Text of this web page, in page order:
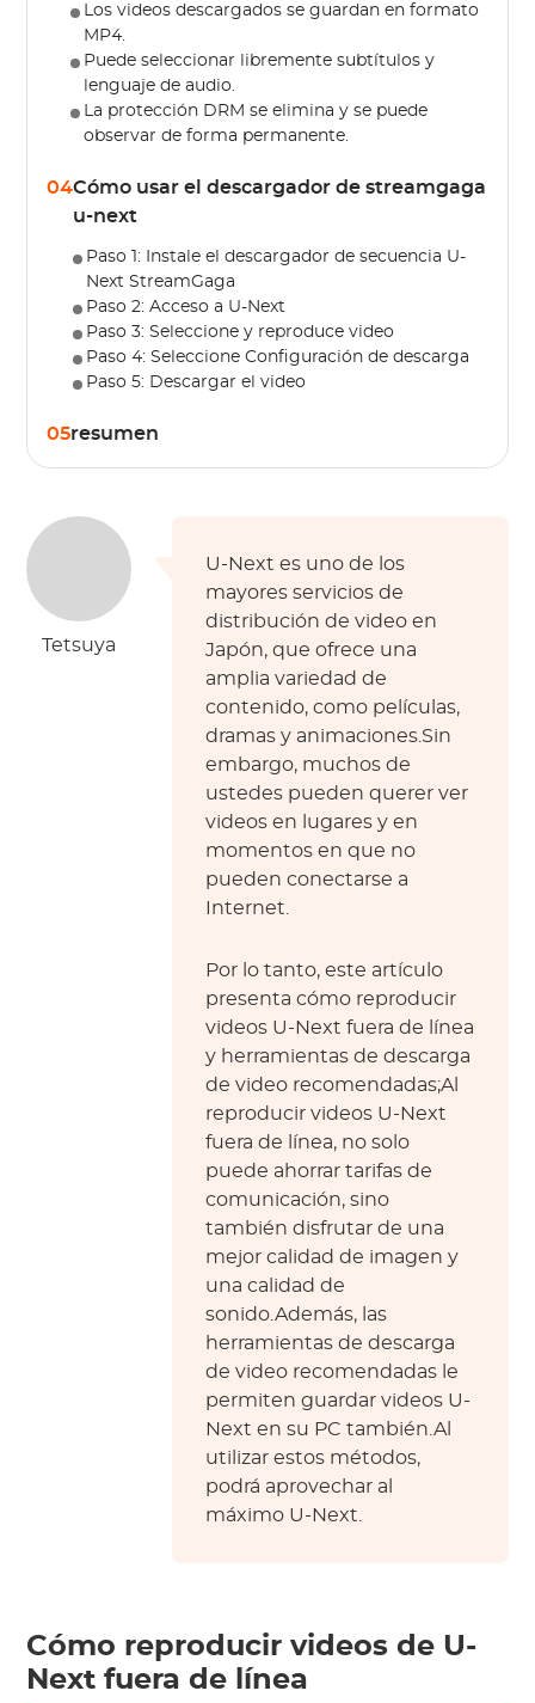
Los videos descargados se guardan en formato
MP4.
Puede seleccionar libremente subtítulos y
lenguaje de audio.
La protección DRM se elimina y se puede
observar de forma permanente.
04Cómo usar el descargador de streamgaga
u-next
Paso 1: Instale el descargador de secuencia U-
Next StreamGaga
Paso 2: Acceso a U-Next
Paso 3: Seleccione y reproduce video
Paso 4: Seleccione Configuración de descarga
Paso 5: Descargar el video
05resumen
Tetsuya
U-Next es uno de los
mayores servicios de
distribución de video en
Japón, que ofrece una
amplia variedad de
contenido, como películas,
dramas y animaciones.Sin
embargo, muchos de
ustedes pueden querer ver
videos en lugares y en
momentos en que no
pueden conectarse a
Internet.
Por lo tanto, este artículo
presenta cómo reproducir
videos U-Next fuera de línea
y herramientas de descarga
de video recomendadas;Al
reproducir videos U-Next
fuera de línea, no solo
puede ahorrar tarifas de
comunicación, sino
también disfrutar de una
mejor calidad de imagen y
una calidad de
sonido.Además, las
herramientas de descarga
de video recomendadas le
permiten guardar videos U-
Next en su PC también.Al
utilizar estos métodos,
podrá aprovechar al
máximo U-Next.
Cómo reproducir videos de U-
Next fuera de línea